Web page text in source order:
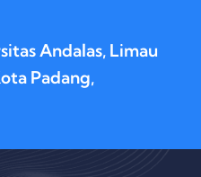
Andalas, Limau
Padang,